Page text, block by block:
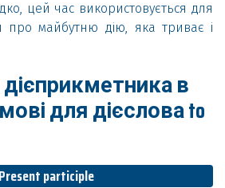
цей час використовується для
про майбутню дію, яка триває і
в
для дієслова to
Present participle